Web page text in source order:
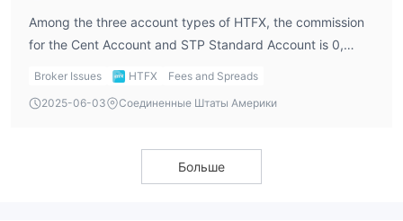
информацией, включая вашу страну, адрес электронной
почты, пароль, имя и номер телефона.
Убедитесь, что вы прочитали Политику конфликта
Among the three account types of HTFX, the commission
for the Cent Account and STP Standard Account is 0,
while the commission for the ECN Account is $7 per lot.
Broker Issues HTFX
Fees and Spreads
2025-06-03
Соединенные Штаты Америки
Больше